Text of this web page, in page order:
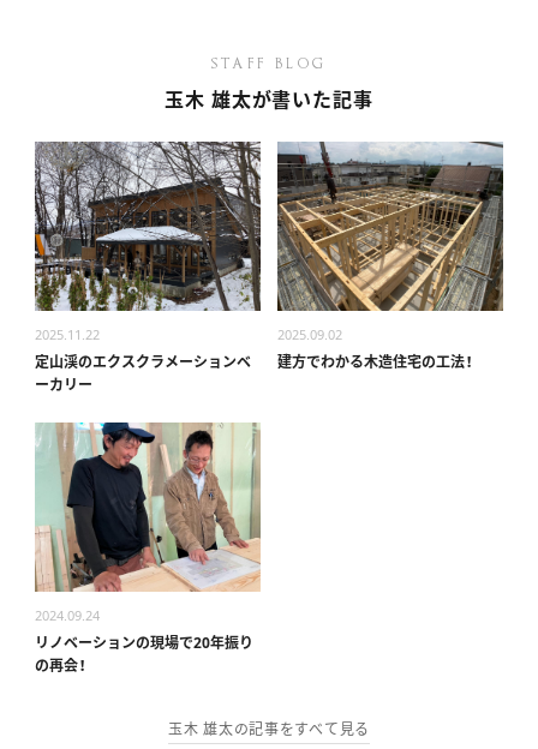
ANATA.
EVENT
WORKS
ABOUT US
RECRUIT
資料請求
個別相談
STAFF BLOG
玉木 雄太が書いた記事
2025.11.22
定山渓のエクスクラメーションベ
ーカリー
2025.09.02
建方でわかる木造住宅の工法！
2024.09.24
リノベーションの現場で20年振り
の再会！
玉木 雄太の記事をすべて見る